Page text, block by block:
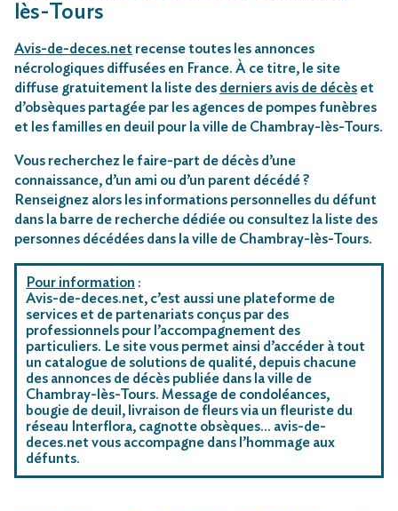
lès-Tours
Avis-de-deces.net recense toutes les annonces
nécrologiques diffusées en France. À ce titre, le site
diffuse gratuitement la liste des derniers avis de décès et
d’obsèques partagée par les agences de pompes funèbres
et les familles en deuil pour la ville de Chambray-lès-Tours.
Vous recherchez le faire-part de décès d’une
connaissance, d’un ami ou d’un parent décédé ?
Renseignez alors les informations personnelles du défunt
dans la barre de recherche dédiée ou consultez la liste des
personnes décédées dans la ville de Chambray-lès-Tours.
Pour information :
Avis-de-deces.net, c’est aussi une plateforme de
services et de partenariats conçus par des
professionnels pour l’accompagnement des
particuliers. Le site vous permet ainsi d’accéder à tout
un catalogue de solutions de qualité, depuis chacune
des annonces de décès publiée dans la ville de
Chambray-lès-Tours. Message de condoléances,
bougie de deuil, livraison de fleurs via un fleuriste du
réseau Interflora, cagnotte obsèques… avis-de-
deces.net vous accompagne dans l’hommage aux
défunts.